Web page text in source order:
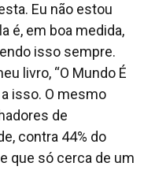
Eu não estou
é, em boa medida,
isso sempre.
livro, “O Mundo É
a isso. O mesmo
de
contra 44% do
que só cerca de um